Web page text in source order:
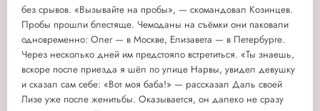
без срывов. «Вызывайте на пробы», — скомандовал Козинцев.
Пробы прошли блестяще. Чемоданы на съёмки они паковали
одновременно: Олег — в Москве, Елизавета — в Петербурге.
Через несколько дней им предстояло встретиться. «Ты знаешь,
вскоре после приезда я шёл по улице Нарвы, увидел девушку
и сказал сам себе: «Вот моя баба!» — рассказал Даль своей
Лизе уже после женитьбы. Оказывается, он далеко не сразу